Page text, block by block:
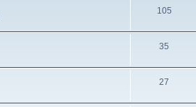
105
35
27